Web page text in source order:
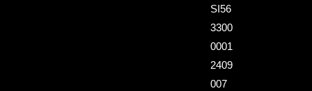
SI56
3300
0001
2409
007